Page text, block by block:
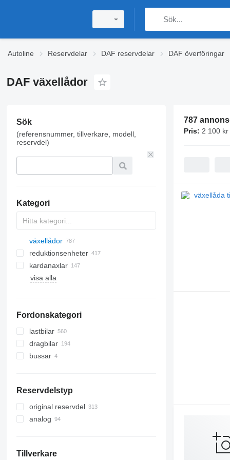
Autoline Reservdelar DAF reservdelar DAF överföringar
DAF växellådor
Sök
(referensnummer, tillverkare, modell,
reservdel)
Kategori
växellådor
reduktionsenheter
kardanaxlar
visa alla
Fordonskategori
lastbilar
dragbilar
bussar
Reservdelstyp
original reservdel
analog
Tillverkare
787
Pris: 2 100